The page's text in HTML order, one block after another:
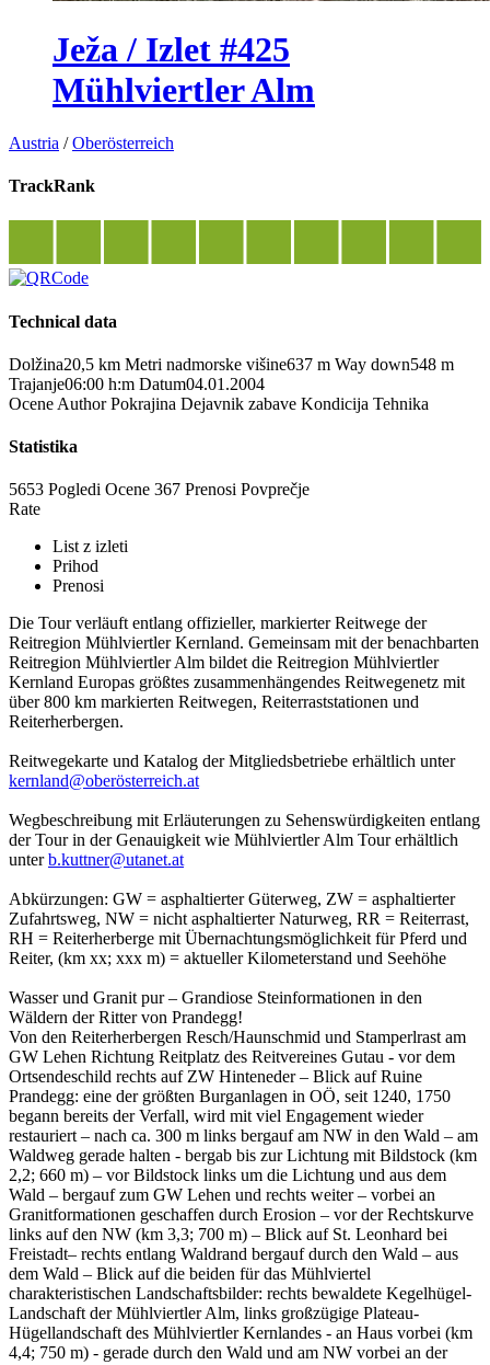
Ježa / Izlet #425
Mühlviertler Alm
Austria /Oberösterreich
TrackRank
Technical data
Dolžina20,5 km Metri nadmorske višine637 m Way down548 m
Trajanje06:00 h:m Datum04.01.2004
Ocene Author Pokrajina Dejavnik zabave Kondicija Tehnika
Statistika
5653 Pogledi Ocene 367 Prenosi Povprečje
Rate
List z izleti
Prihod
Prenosi
Die Tour verläuft entlang offizieller, markierter Reitwege der
Reitregion Mühlviertler Kernland. Gemeinsam mit der benachbarten
Reitregion Mühlviertler Alm bildet die Reitregion Mühlviertler
Kernland Europas größtes zusammenhängendes Reitwegenetz mit
über 800 km markierten Reitwegen, Reiterraststationen und
Reiterherbergen.
Reitwegekarte und Katalog der Mitgliedsbetriebe erhältlich unter
kernland@oberösterreich.at
Wegbeschreibung mit Erläuterungen zu Sehenswürdigkeiten entlang
der Tour in der Genauigkeit wie Mühlviertler Alm Tour erhältlich
unterb.kuttner@utanet.at
Abkürzungen: GW = asphaltierter Güterweg, ZW = asphaltierter
Zufahrtsweg, NW = nicht asphaltierter Naturweg, RR = Reiterrast,
RH = Reiterherberge mit Übernachtungsmöglichkeit für Pferd und
Reiter, (km xx; xxx m) = aktueller Kilometerstand und Seehöhe
Wasser und Granit pur – Grandiose Steinformationen in den
Wäldern der Ritter von Prandegg!
Von den Reiterherbergen Resch/Haunschmid und Stamperlrast am
GW Lehen Richtung Reitplatz des Reitvereines Gutau - vor dem
Ortsendeschild rechts auf ZW Hinteneder – Blick auf Ruine
Prandegg: eine der größten Burganlagen in OÖ, seit 1240, 1750
begann bereits der Verfall, wird mit viel Engagement wieder
restauriert – nach ca. 300 m links bergauf am NW in den Wald – am
Waldweg gerade halten - bergab bis zur Lichtung mit Bildstock (km
2,2; 660 m) – vor Bildstock links um die Lichtung und aus dem
Wald – bergauf zum GW Lehen und rechts weiter – vorbei an
Granitformationen geschaffen durch Erosion – vor der Rechtskurve
links auf den NW (km 3,3; 700 m) – Blick auf St. Leonhard bei
Freistadt– rechts entlang Waldrand bergauf durch den Wald – aus
dem Wald – Blick auf die beiden für das Mühlviertel
charakteristischen Landschaftsbilder: rechts bewaldete Kegelhügel-
Landschaft der Mühlviertler Alm, links großzügige Plateau-
Hügellandschaft des Mühlviertler Kernlandes - an Haus vorbei (km
4,4; 750 m) - gerade durch den Wald und am NW vorbei an der